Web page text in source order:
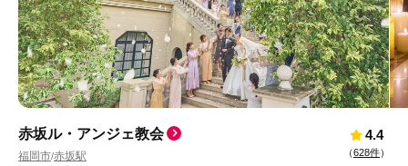
赤坂ル・アンジェ教会
福岡市/赤坂駅
4.4
（628件）